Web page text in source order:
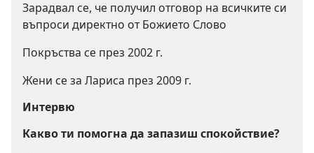
Зарадвал се, че получил отговор на всичките си
въпроси директно от Божието Слово
Покръства се през 2002 г.
Жени се за Лариса през 2009 г.
Интервю
Какво ти помогна да запазиш спокойствие?